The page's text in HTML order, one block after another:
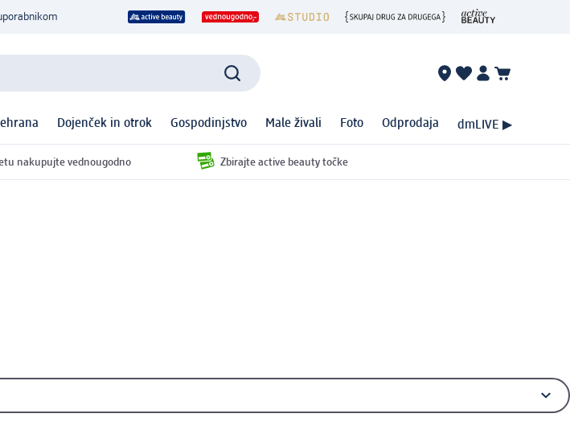
Dojenček in otrok Gospodinjstvo Male živali Foto Odprodaja dmLIVE ▶
nakupujte vednougodno Zbirajte active beauty točke